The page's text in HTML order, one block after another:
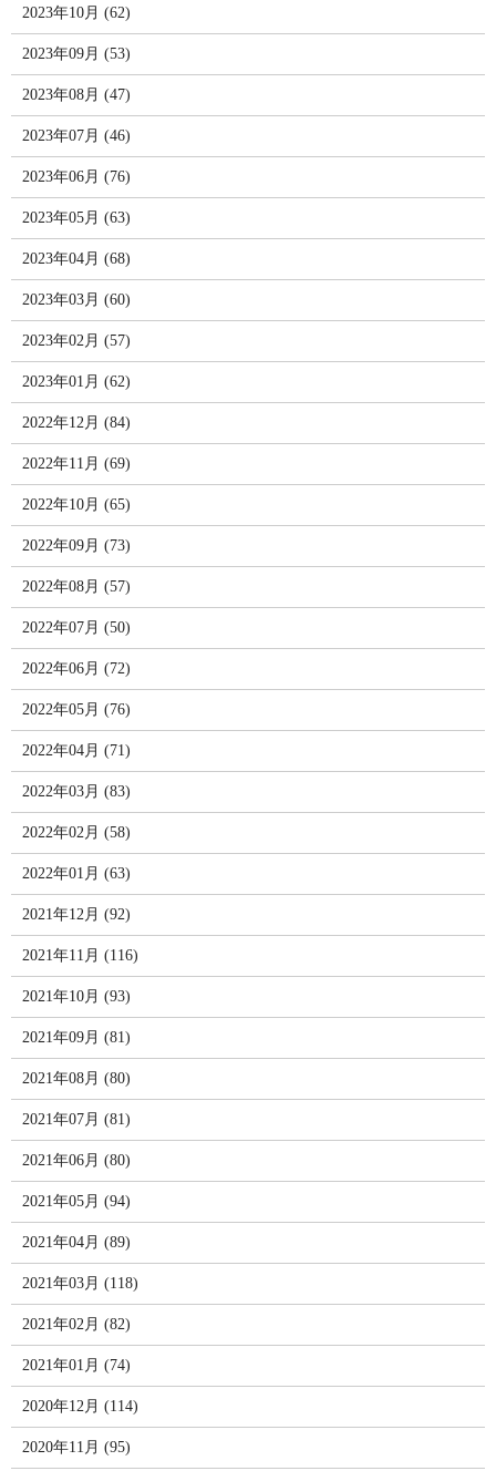
2023年10月 (62)
2023年09月 (53)
2023年08月 (47)
2023年07月 (46)
2023年06月 (76)
2023年05月 (63)
2023年04月 (68)
2023年03月 (60)
2023年02月 (57)
2023年01月 (62)
2022年12月 (84)
2022年11月 (69)
2022年10月 (65)
2022年09月 (73)
2022年08月 (57)
2022年07月 (50)
2022年06月 (72)
2022年05月 (76)
2022年04月 (71)
2022年03月 (83)
2022年02月 (58)
2022年01月 (63)
2021年12月 (92)
2021年11月 (116)
2021年10月 (93)
2021年09月 (81)
2021年08月 (80)
2021年07月 (81)
2021年06月 (80)
2021年05月 (94)
2021年04月 (89)
2021年03月 (118)
2021年02月 (82)
2021年01月 (74)
2020年12月 (114)
2020年11月 (95)